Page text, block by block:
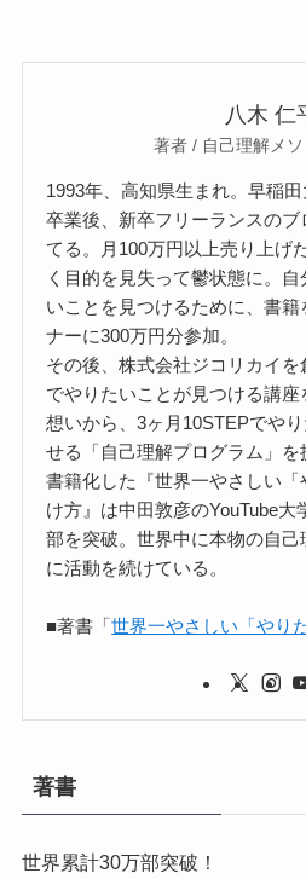
八木 仁
著者 / 自己理解メ
1993年、高知県生まれ。早稲
卒業後、新卒フリーランスの
てる。月100万円以上売り上げ
く目的を見失って鬱状態に。
いことを見つけるために、書籍
ナーに300万円分参加。
その後、株式会社ジコリカイ
でやりたいことが見つける講座
想いから、3ヶ月10STEPでや
せる「自己理解プログラム」
書籍化した『世界一やさしい
け方』は中田敦彦のYouTube大
部を突破。世界中に本物の自
に活動を続けている。
■著書「世界一やさしい「やり
著書
世界累計30万部突破！